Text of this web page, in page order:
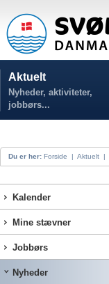
Aktuelt
Nyheder, aktiviteter,
jobbørs...
Du er her: Forside | Aktuelt |
Kalender
Mine stævner
Jobbørs
Nyheder